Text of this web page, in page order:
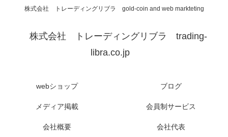
株式会社 トレーディングリブラ gold-coin and web markteting
株式会社 トレーディングリブラ trading-
libra.co.jp
webショップ ブログ
メディア掲載 会員制サービス
会社概要 会社代表